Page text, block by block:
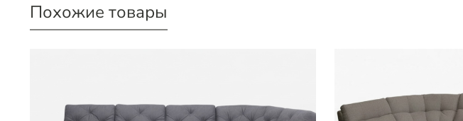
Похожие товары